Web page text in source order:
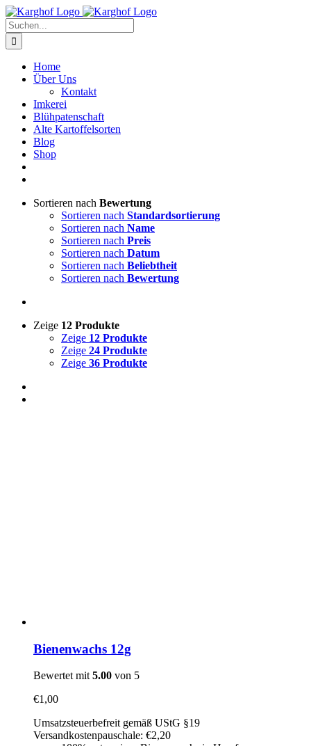
Zum
Inhalt
springen
Instagram
Facebook
Suche
nach:
Home
Über Uns
Kontakt
Imkerei
Blühpatenschaft
Alte Kartoffelsorten
Blog
Shop
Sortieren nach Bewertung
Sortieren nach Standardsortierung
Sortieren nach Name
Sortieren nach Preis
Sortieren nach Datum
Sortieren nach Beliebtheit
Sortieren nach Bewertung
Zeige 12 Produkte
Zeige 12 Produkte
Zeige 24 Produkte
Zeige 36 Produkte
Bienenwachs 12g
Bewertet mit5.00 von 5
€1,00
Umsatzsteuerbefreit gemäß UStG §19
Versandkostenpauschale: €2,20